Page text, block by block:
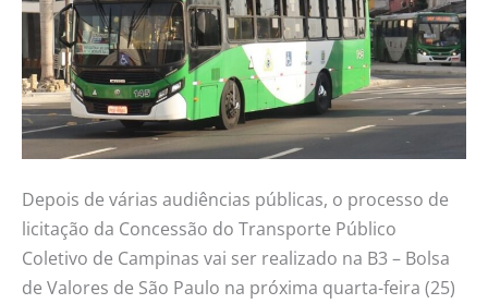
Depois de várias audiências públicas, o processo de
licitação da Concessão do Transporte Público
Coletivo de Campinas vai ser realizado na B3 – Bolsa
de Valores de São Paulo na próxima quarta-feira (25)